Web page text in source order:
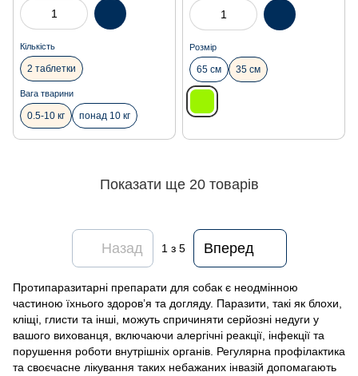
Протипаразитарні препарати для собак є неодмінною
частиною їхнього здоров’я та догляду. Паразити, такі як блохи,
кліщі, глисти та інші, можуть спричиняти серйозні недуги у
вашого вихованця, включаючи алергічні реакції, інфекції та
порушення роботи внутрішніх органів. Регулярна профілактика
та своєчасне лікування таких небажаних інвазій допомагають
Кількість
2 таблетки
Вага тварини
0.5-10 кг понад 10 кг
Розмір
65 см 35 см
Показати ще 20 товарів
Назад 1з 5 Вперед